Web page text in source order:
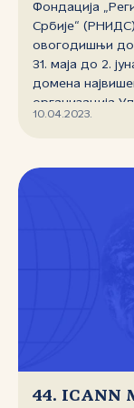
Фондација
Србије“
овогодишњи
31. маја до 2.
домена
организација
регистара
2006. године,
изузетно важну
10.04.2023.
44. ICANN